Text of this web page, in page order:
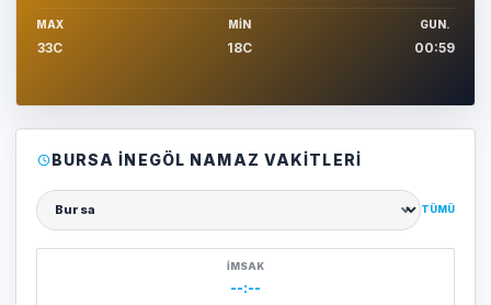
MAX
33C
MIN
18C
GUN.
00:59
BURSA İNEGÖL NAMAZ VAKITLERI
Şehir seçin
TÜMÜ
İMSAK
--:--